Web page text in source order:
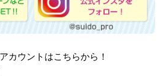
カウントはこちらから！